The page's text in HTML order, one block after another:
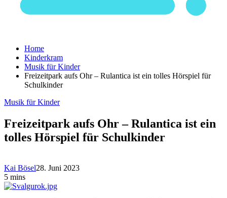
Home
Kinderkram
Musik für Kinder
Freizeitpark aufs Ohr – Rulantica ist ein tolles Hörspiel für
Schulkinder
Musik für Kinder
Freizeitpark aufs Ohr – Rulantica ist ein
tolles Hörspiel für Schulkinder
Kai Bösel28. Juni 2023
5 mins